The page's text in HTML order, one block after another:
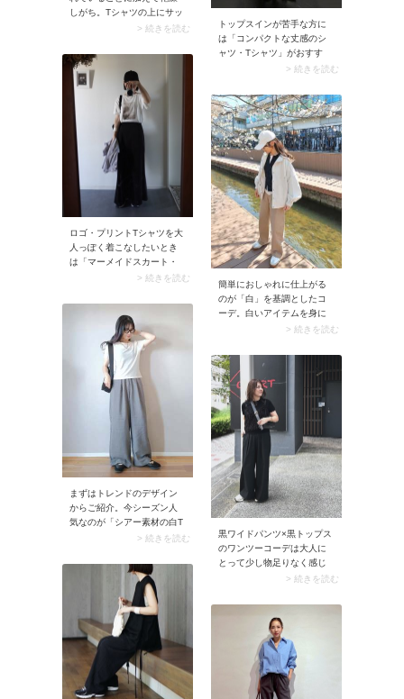
しがち。Tシャツの上にサッ
と羽織れるよう「長袖カー
す。このとき薄手＆ふつう
丈のカーディガンを選ぶの
がコツ。かさばらず脱ぎ着
しやすいため、体温調節が
スマートに行えます。
> 続きを読む
トップスインが苦手な方に
は「コンパクトな丈感のシ
ャツ・Tシャツ」がおすす
め。裾を出してもゾロリと
特のルーズ感が解消されま
す。そこにスポーティなキ
ャップを合わせると、夏ら
しく軽やかな着こなしに。
> 続きを読む
ロゴ・プリントTシャツを大
人っぽく着こなしたいとき
は「マーメイドスカート・
タイトスカート」が最適。
ードに決まりますよ。また
ロゴやプリントのTシャツに
普段使い感があるので、女
性らしいスカートが程よく
カジュアルダウンされま
> 続きを読む
簡単におしゃれに仕上がる
のが「白」を基調としたコ
ーデ。白いアイテムを身に
着けるだけで爽やかで清潔
完成。手持ち服でトライし
やすいので、ぜひ取り入れ
てみてください。
> 続きを読む
まずはトレンドのデザイン
からご紹介。今シーズン人
気なのが「シアー素材の白T
シャツ」。生地にトレンド
な白Tシャツより今どきのコ
ーデに決まります。この薄
手で透け感のある白Tシャツ
に合わせるボトムは「カー
ブパンツ」がイチ押し。シ
ルエットにボリュームがあ
るので、華奢なシアーTシャ
ツと合わせることでバラン
スが整います。
> 続きを読む
黒ワイドパンツ×黒トップス
のワンツーコーデは大人に
とって少し物足りなく感じ
るものです。そこでおすす
ソールを重ねる着こなし
方。黒同士だから主張しす
ぎず、それでいてコーデに
奥行きが生まれるのがメリ
ット。加えて素材を変える
のもおしゃれ見えのポイン
トです。例えばカットソー
> 続きを読む